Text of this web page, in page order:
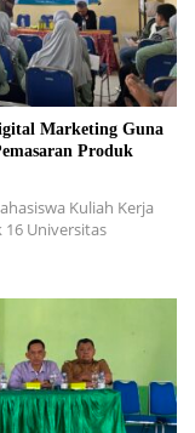
Marketing Guna
Produk
Kuliah Kerja
16 Universitas